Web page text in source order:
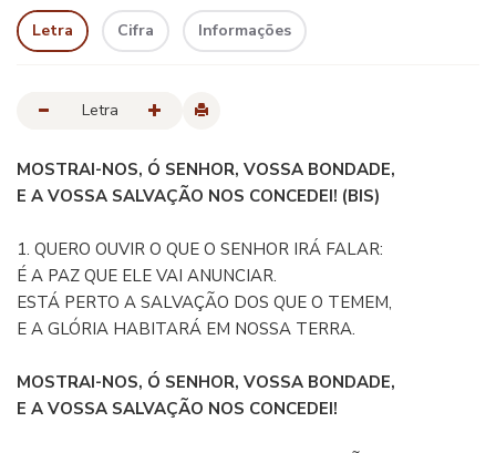
Letra Cifra Informações
Letra
MOSTRAI-NOS, Ó SENHOR, VOSSA BONDADE,
E A VOSSA SALVAÇÃO NOS CONCEDEI! (BIS)
1. QUERO OUVIR O QUE O SENHOR IRÁ FALAR:
É A PAZ QUE ELE VAI ANUNCIAR.
ESTÁ PERTO A SALVAÇÃO DOS QUE O TEMEM,
E A GLÓRIA HABITARÁ EM NOSSA TERRA.
MOSTRAI-NOS, Ó SENHOR, VOSSA BONDADE,
E A VOSSA SALVAÇÃO NOS CONCEDEI!